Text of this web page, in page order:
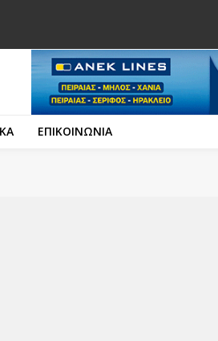
ΕΠΙΚΟΙΝΩΝΙΑ